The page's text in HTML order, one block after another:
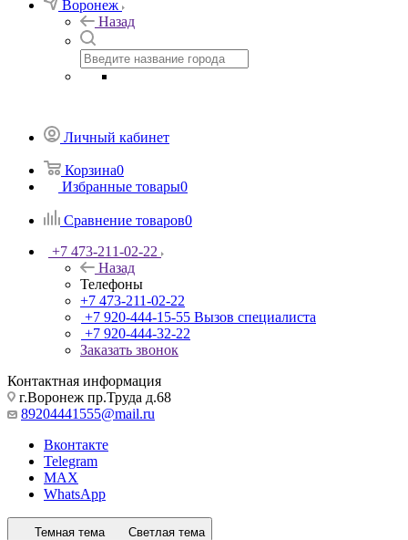
Воронеж
Назад
Личный кабинет
Корзина0
Избранные товары0
Сравнение товаров0
+7 473-211-02-22
Назад
Телефоны
+7 473-211-02-22
+7 920-444-15-55 Вызов специалиста
+7 920-444-32-22
Заказать звонок
Контактная информация
г.Воронеж пр.Труда д.68
89204441555@mail.ru
Вконтакте
Telegram
MAX
WhatsApp
Темная тема Светлая тема